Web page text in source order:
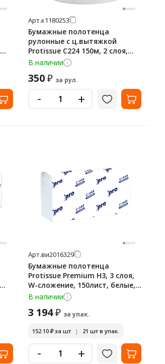
Арт.к1180253
Бумажные полотенца
рулонные с ц.вытяжкой
Protissue С224 150м, 2 слоя,
белые, 20х35см
В наличии
350₽ за рул.
- +
Арт.ви2016329
Бумажные полотенца
Protissue Premium H3, 3 слоя,
W-сложение, 150лист, белые,
21 пачка, С448
В наличии
3 194₽ за упак.
152.10 ₽за шт | 21 шт в упак.
- +